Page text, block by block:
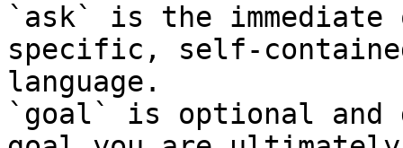
`ask` is the
specific, self-
language.
`goal` is optional and